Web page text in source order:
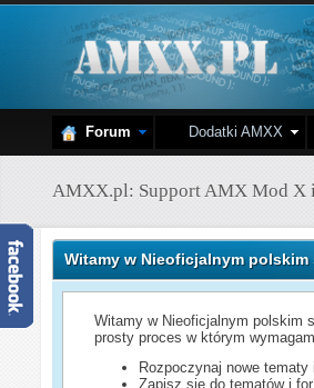
Forum Dodatki AMXX
AMXX.pl: Support AMX Mod X
Witamy w Nieoficjalnym polskim
Witamy w Nieoficjalnym polskim
prosty proces w którym
Rozpoczynaj nowe tematy
Zapisz się do tematów i